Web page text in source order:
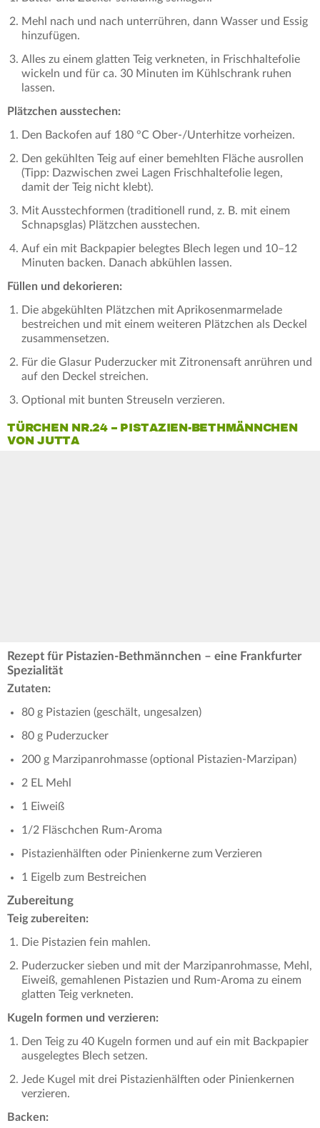
Mehl nach und nach unterrühren, dann Wasser und Essig
hinzufügen.
Alles zu einem glatten Teig verkneten, in Frischhaltefolie
wickeln und für ca. 30 Minuten im Kühlschrank ruhen
lassen.
Plätzchen ausstechen:
Den Backofen auf 180 °C Ober-/Unterhitze vorheizen.
Den gekühlten Teig auf einer bemehlten Fläche ausrollen
(Tipp: Dazwischen zwei Lagen Frischhaltefolie legen,
damit der Teig nicht klebt).
Mit Ausstechformen (traditionell rund, z. B. mit einem
Schnapsglas) Plätzchen ausstechen.
Auf ein mit Backpapier belegtes Blech legen und 10–12
Minuten backen. Danach abkühlen lassen.
Füllen und dekorieren:
Die abgekühlten Plätzchen mit Aprikosenmarmelade
bestreichen und mit einem weiteren Plätzchen als Deckel
zusammensetzen.
Für die Glasur Puderzucker mit Zitronensaft anrühren und
auf den Deckel streichen.
Optional mit bunten Streuseln verzieren.
TÜRCHEN NR.24 – PISTAZIEN-BETHMÄNNCHEN
VON JUTTA
Rezept für Pistazien-Bethmännchen – eine Frankfurter
Spezialität
Zutaten:
80 g Pistazien (geschält, ungesalzen)
80 g Puderzucker
200 g Marzipanrohmasse (optional Pistazien-Marzipan)
2 EL Mehl
1 Eiweiß
1/2 Fläschchen Rum-Aroma
Pistazienhälften oder Pinienkerne zum Verzieren
1 Eigelb zum Bestreichen
Zubereitung
Teig zubereiten:
Die Pistazien fein mahlen.
Puderzucker sieben und mit der Marzipanrohmasse, Mehl,
Eiweiß, gemahlenen Pistazien und Rum-Aroma zu einem
glatten Teig verkneten.
Kugeln formen und verzieren:
Den Teig zu 40 Kugeln formen und auf ein mit Backpapier
ausgelegtes Blech setzen.
Jede Kugel mit drei Pistazienhälften oder Pinienkernen
verzieren.
Backen: